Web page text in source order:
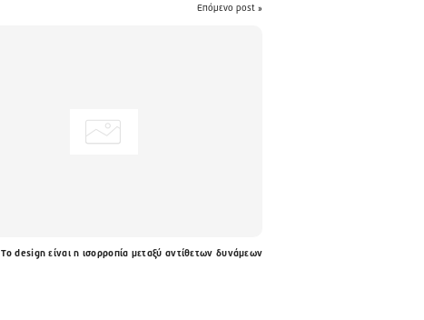
Επόμενο post »
Το design είναι η ισορροπία μεταξύ αντίθετων δυνάμεων